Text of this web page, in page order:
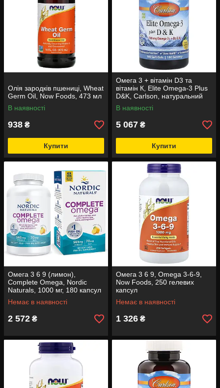
Олія зародків пшениці, Wheat
Germ Oil, Now Foods, 473 мл
В наявності
938 ₴
Купити
Омега 3 + вітамін D3 та
вітамін К, Elite Omega-3 Plus
D&K, Carlson, натуральний
лимон, 180 гелевих капсул
В наявності
5 067 ₴
Купити
Омега 3 6 9 (лимон),
Complete Omega, Nordic
Naturals, 1000 мг, 180 капсул
Немає в наявності
2 572 ₴
Омега 3 6 9, Omega 3-6-9,
Now Foods, 250 гелевих
капсул
Немає в наявності
1 326 ₴